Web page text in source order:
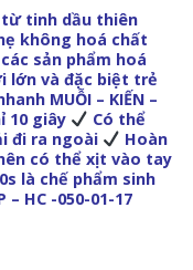
từ tinh dầu thiên
không hoá chất
sản phẩm hoá
lớn và đặc biệt trẻ
MUỖI – KIẾN –
10 giây
Có thể
đi ra ngoài
Hoàn
có thể xịt vào tay
là chế phẩm sinh
– HC -050-01-17